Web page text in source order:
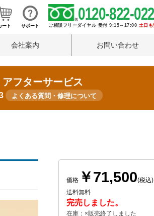
ート サポート
0120-822-022
ご相談フリーダイヤル 受付 9:15～17:00 土日
会社案内 お問い合わせ
フターサービス
よくある質問・修理について
価格 ￥71,500(税込)
送料無料
完売しました。
在庫：×販売終了しました